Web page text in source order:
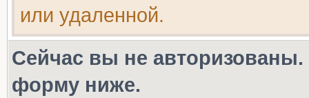
или удаленной.
Сейчас вы не авторизованы.
форму ниже.